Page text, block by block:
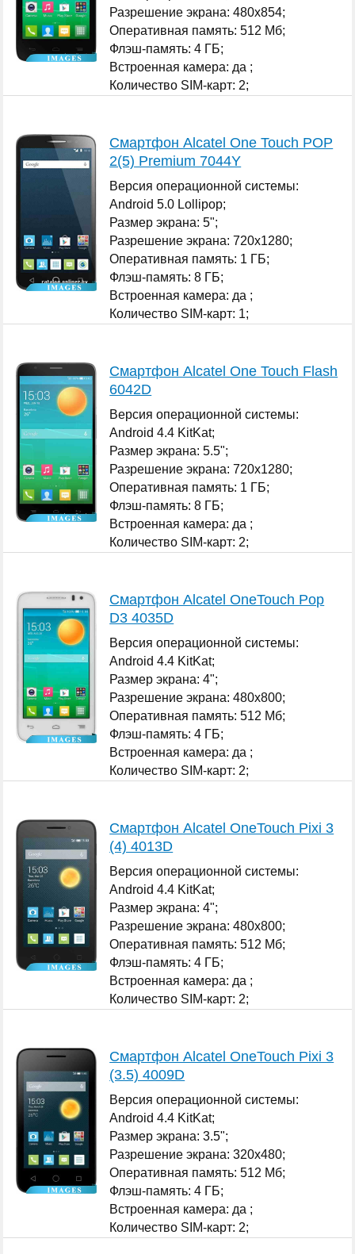
Разрешение экрана: 480x854;
Оперативная память: 512 Мб;
Флэш-память: 4 ГБ;
Встроенная камера: да ;
Количество SIM-карт: 2;
Смартфон Alcatel One Touch POP
2(5) Premium 7044Y
Версия операционной системы:
Android 5.0 Lollipop;
Размер экрана: 5";
Разрешение экрана: 720x1280;
Оперативная память: 1 ГБ;
Флэш-память: 8 ГБ;
Встроенная камера: да ;
Количество SIM-карт: 1;
Смартфон Alcatel One Touch Flash
6042D
Версия операционной системы:
Android 4.4 KitKat;
Размер экрана: 5.5";
Разрешение экрана: 720x1280;
Оперативная память: 1 ГБ;
Флэш-память: 8 ГБ;
Встроенная камера: да ;
Количество SIM-карт: 2;
Смартфон Alcatel OneTouch Pop
D3 4035D
Версия операционной системы:
Android 4.4 KitKat;
Размер экрана: 4";
Разрешение экрана: 480x800;
Оперативная память: 512 Мб;
Флэш-память: 4 ГБ;
Встроенная камера: да ;
Количество SIM-карт: 2;
Смартфон Alcatel OneTouch Pixi 3
(4) 4013D
Версия операционной системы:
Android 4.4 KitKat;
Размер экрана: 4";
Разрешение экрана: 480x800;
Оперативная память: 512 Мб;
Флэш-память: 4 ГБ;
Встроенная камера: да ;
Количество SIM-карт: 2;
Смартфон Alcatel OneTouch Pixi 3
(3.5) 4009D
Версия операционной системы:
Android 4.4 KitKat;
Размер экрана: 3.5";
Разрешение экрана: 320x480;
Оперативная память: 512 Мб;
Флэш-память: 4 ГБ;
Встроенная камера: да ;
Количество SIM-карт: 2;